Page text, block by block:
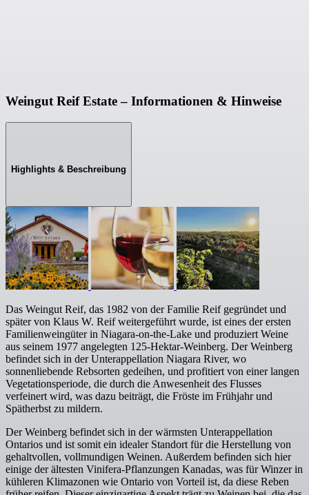
Weingut Reif Estate – Informationen & Hinweise
Highlights & Beschreibung
Das Weingut Reif, das 1982 von der Familie Reif gegründet und
später von Klaus W. Reif weitergeführt wurde, ist eines der ersten
Familienweingüter in Niagara-on-the-Lake und produziert Weine
aus seinem 1977 angelegten 125-Hektar-Weinberg. Der Weinberg
befindet sich in der Unterappellation Niagara River, wo
sonnenliebende Rebsorten gedeihen, und profitiert von einer langen
Vegetationsperiode, die durch die Anwesenheit des Flusses
verfeinert wird, was dazu beiträgt, die Fröste im Frühjahr und
Spätherbst zu mildern.
Der Weinberg befindet sich in der wärmsten Unterappellation
Ontarios und ist somit ein idealer Standort für die Herstellung von
gehaltvollen, vollmundigen Weinen. Außerdem befinden sich hier
einige der ältesten Vinifera-Pflanzungen Kanadas, was für Winzer in
kühleren Klimazonen wie Ontario von Vorteil ist, da diese Reben